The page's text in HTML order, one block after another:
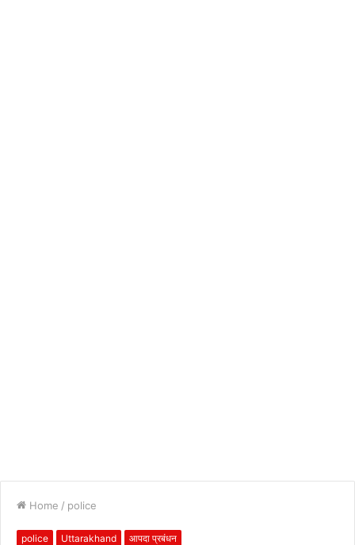
Home / police
police Uttarakhand आपदा प्रबंधन